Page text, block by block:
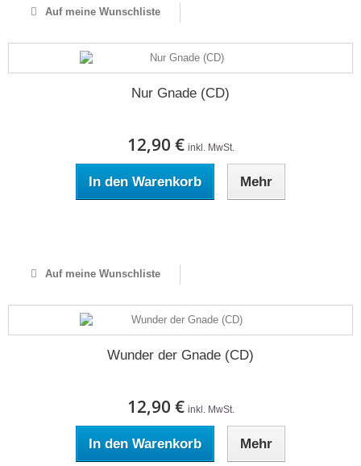
Auf meine Wunschliste
Nur Gnade (CD)
12,90 € inkl. MwSt.
In den Warenkorb Mehr
Auf meine Wunschliste
Wunder der Gnade (CD)
12,90 € inkl. MwSt.
In den Warenkorb Mehr